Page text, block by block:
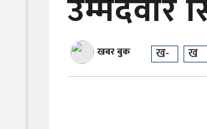
उम्मेदवार
खबर बुक ख- ख